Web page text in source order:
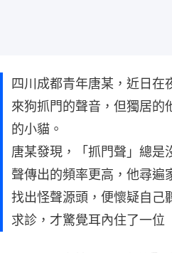
四川成都青年唐某，近日在
來狗抓門的聲音，但獨居的
的小貓。
唐某發現，「抓門聲」總是
聲傳出的頻率更高，他尋遍
找出怪聲源頭，便懷疑自己
求診，才驚覺耳內住了一位